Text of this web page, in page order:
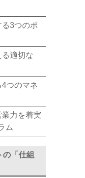
3つのポ
適切な
つのマネ
力を着実
ム
の「仕組